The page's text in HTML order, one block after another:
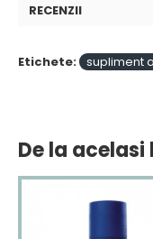
RECENZII
Etichete: supliment
De la acelasi